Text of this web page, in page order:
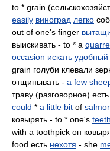
to * grain
easily виноград легко
out of one's finger
выискивать - to * a
occasion искать удобный
grain голуби клевали
отщипывать - a few
траву (разговорное)
could * a little bit of
ковырять - to * one's teeth
with a toothpick он
food есть нехотя - she